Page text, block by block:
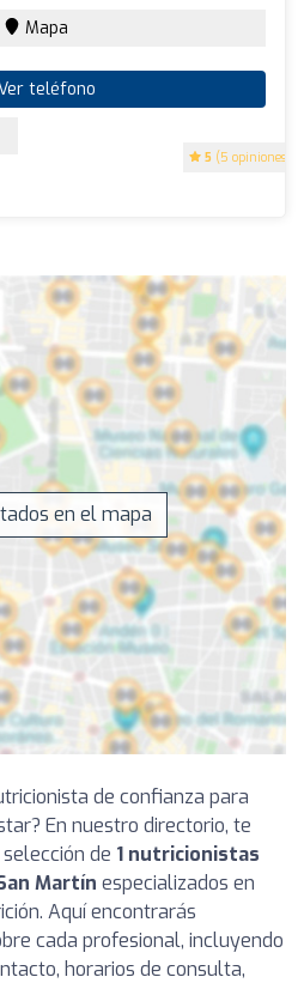
5 (5 opiniones)
Mapa
teléfono
en el mapa
de confianza para
En nuestro directorio, te
de 1 nutricionistas
Martín especializados en
Aquí encontrarás
cada profesional, incluyendo
horarios de consulta,